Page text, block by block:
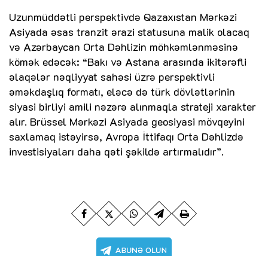
Uzunmüddətli perspektivdə Qazaxıstan Mərkəzi
Asiyada əsas tranzit ərazi statusuna malik olacaq
və Azərbaycan Orta Dəhlizin möhkəmlənməsinə
kömək edəcək: “Bakı və Astana arasında ikitərəfli
əlaqələr nəqliyyat sahəsi üzrə perspektivli
əməkdaşlıq formatı, eləcə də türk dövlətlərinin
siyasi birliyi amili nəzərə alınmaqla strateji xarakter
alır. Brüssel Mərkəzi Asiyada geosiyasi mövqeyini
saxlamaq istəyirsə, Avropa İttifaqı Orta Dəhlizdə
investisiyaları daha qəti şəkildə artırmalıdır”.